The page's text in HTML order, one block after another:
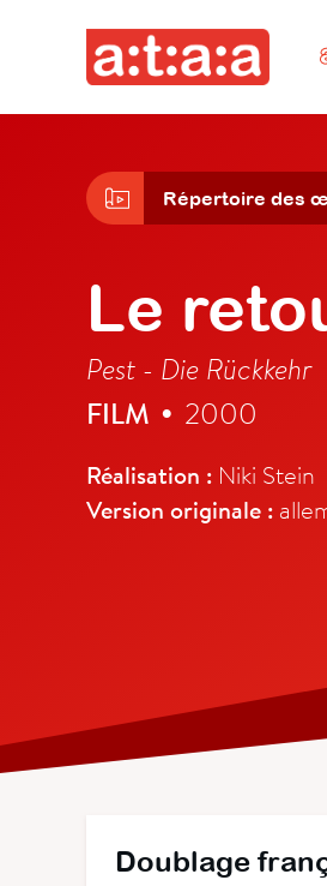
Répertoire des
Le
Pest - Die Rückkehr
FILM • 2000
Réalisation : Niki Stein
Version originale :
Doublage